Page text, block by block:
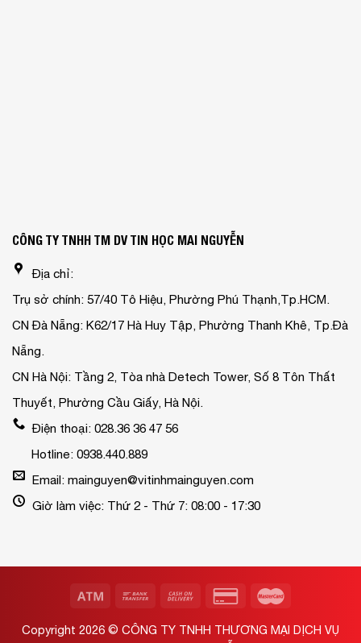
CÔNG TY TNHH TM DV TIN HỌC MAI NGUYỄN
Địa chỉ:
Trụ sở chính: 57/40 Tô Hiệu, Phường Phú Thạnh,Tp.HCM.
CN Đà Nẵng: K62/17 Hà Huy Tập, Phường Thanh Khê, Tp.Đà
Nẵng.
CN Hà Nội: Tầng 2, Tòa nhà Detech Tower, Số 8 Tôn Thất
Thuyết, Phường Cầu Giấy, Hà Nội.
Điện thoại: 028.36 36 47 56
Hotline: 0938.440.889
Email: mainguyen@vitinhmainguyen.com
Giờ làm việc: Thứ 2 - Thứ 7: 08:00 - 17:30
Copyright 2026 © CÔNG TY TNHH THƯƠNG MẠI DỊCH VỤ